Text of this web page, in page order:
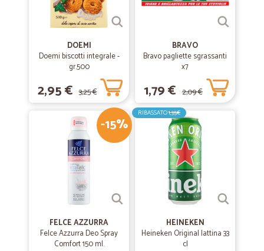
pienamente soddisfatto continuare così
DOEMI
Doemi biscotti integrale -
gr.500
2,95 € 3,25 €
BRAVO
Bravo pagliette sgrassanti
x7
1,79 € 2,09 €
-15%
FELCE AZZURRA
Felce Azzurra Deo Spray
Comfort 150 ml.
RIBASSATO1,35€
HEINEKEN
Heineken Original lattina 33
cl